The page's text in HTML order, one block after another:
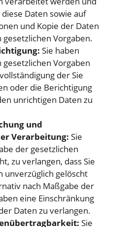
Daten sowie auf
und Kopie der Daten
Vorgaben.
Sie haben
Vorgaben
der Sie
oder die Berichtigung
unrichtigen Daten zu
und
Verarbeitung: Sie
der gesetzlichen
zu verlangen, dass Sie
unverzüglich gelöscht
nach Maßgabe der
eine Einschränkung
Daten zu verlangen.
Sie